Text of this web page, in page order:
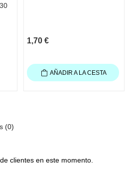
1,70 €
AÑADIR A LA CESTA
(0)
clientes en este momento.